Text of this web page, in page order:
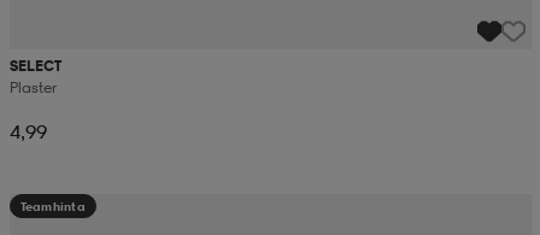
SELECT
Plaster
4,99
Teamhinta